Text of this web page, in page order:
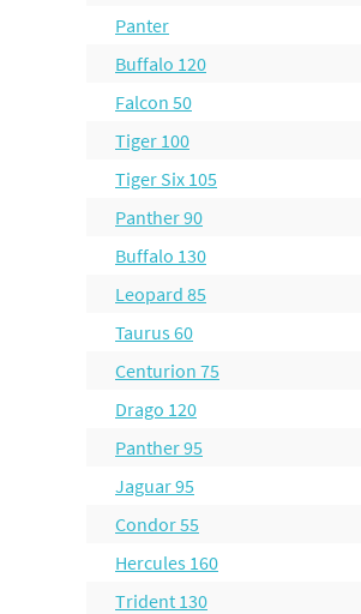
Panter
Buffalo 120
Falcon 50
Tiger 100
Tiger Six 105
Panther 90
Buffalo 130
Leopard 85
Taurus 60
Centurion 75
Drago 120
Panther 95
Jaguar 95
Condor 55
Hercules 160
Trident 130